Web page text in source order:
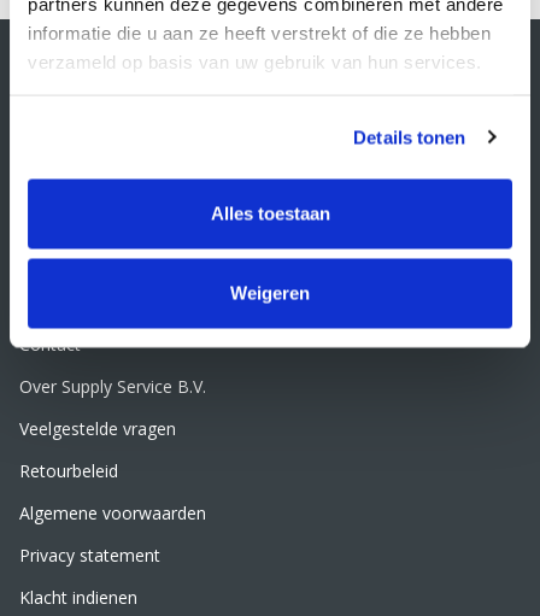
informatie die u aan ze heeft verstrekt of die ze hebben
verzameld op basis van uw gebruik van hun services.
Details tonen
Alles toestaan
Weigeren
Contactgegevens
+31 33 468 13 42
KvK nummer: 66384737
BTW nummer: NL856526605B01
Contact
Over Supply Service B.V.
Veelgestelde vragen
Retourbeleid
Algemene voorwaarden
Privacy statement
Klacht indienen